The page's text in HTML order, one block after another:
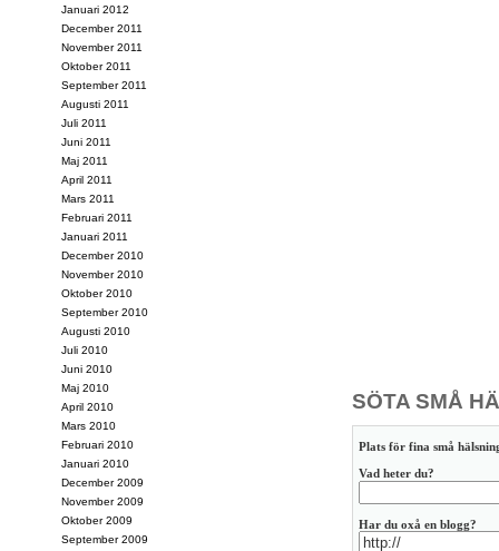
SÖTA SMÅ
Plats för fina små
Vad heter du?
Har du oxå en blogg?
Januari 2012
December 2011
November 2011
Oktober 2011
September 2011
Augusti 2011
Juli 2011
Juni 2011
Maj 2011
April 2011
Mars 2011
Februari 2011
Januari 2011
December 2010
November 2010
Oktober 2010
September 2010
Augusti 2010
Juli 2010
Juni 2010
Maj 2010
April 2010
Mars 2010
Februari 2010
Januari 2010
December 2009
November 2009
Oktober 2009
September 2009